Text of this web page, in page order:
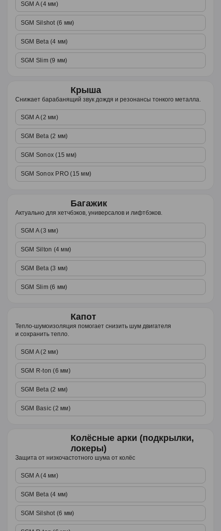
SGM A (4 мм)
SGM Silshot (6 мм)
SGM Beta (4 мм)
SGM Slim (9 мм)
Крыша
Снижает барабанящий звук дождя и резонансы тонкого металла.
SGM A (2 мм)
SGM Beta (2 мм)
SGM Sonox (15 мм)
SGM Sonox PRO (15 мм)
Багажик
Актуально для хетчбэков, универсалов и лифтбэков.
SGM A (3 мм)
SGM Silton (4 мм)
SGM Beta (3 мм)
SGM Slim (6 мм)
Капот
Тепло-шумоизоляция помогает снизить шум двигателя
и сохранить тепло.
SGM A (2 мм)
SGM R-ton (6 мм)
SGM Beta (2 мм)
SGM Basic (2 мм)
Колёсные арки (подкрылки,
локеры)
Защита от низкочастотного шума от колёс
SGM A (4 мм)
SGM Beta (4 мм)
SGM Silshot (6 мм)